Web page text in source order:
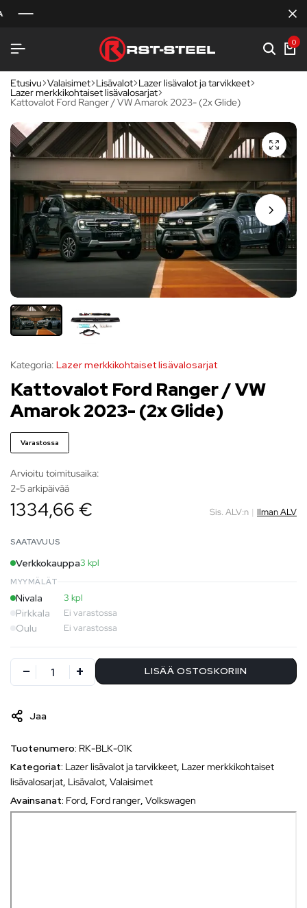
0
Etusivu Valaisimet Lisävalot Lazer lisävalot ja tarvikkeet
Lazer merkkikohtaiset lisävalosarjat
Kattovalot Ford Ranger / VW Amarok 2023- (2x Glide)
Kategoria: Lazer merkkikohtaiset lisävalosarjat
Kattovalot Ford Ranger / VW
Amarok 2023- (2x Glide)
Varastossa
Arvioitu toimitusaika:
2-5 arkipäivää
1334,66 € Sis. ALV:n | Ilman ALV
SAATAVUUS
Verkkokauppa3 kpl
MYYMÄLÄT
Nivala 3 kpl
Pirkkala Ei varastossa
Oulu Ei varastossa
LISÄÄ OSTOSKORIIN
Jaa
Tuotenumero: RK-BLK-01K
Kategoriat: Lazer lisävalot ja tarvikkeet, Lazer merkkikohtaiset
lisävalosarjat, Lisävalot, Valaisimet
Avainsanat: Ford, Ford ranger, Volkswagen